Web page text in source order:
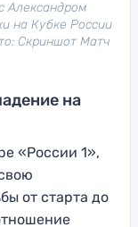
Александром
на Кубке России
Скриншот Матч
на
«России 1»,
от старта до